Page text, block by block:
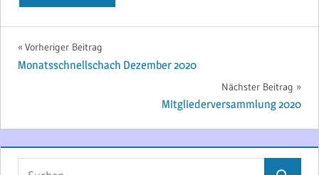
Beitragsnavigation
Vorheriger Beitrag
Monatsschnellschach Dezember 2020
Nächster Beitrag
Mitgliederversammlung 2020